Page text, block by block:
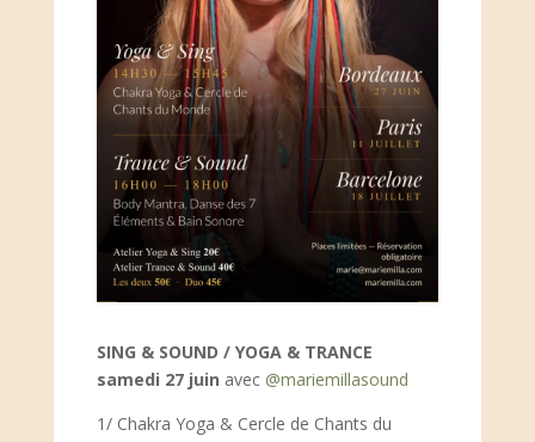
SING & SOUND / YOGA & TRANCE
samedi 27 juin avec @mariemillasound
1/ Chakra Yoga & Cercle de Chants du